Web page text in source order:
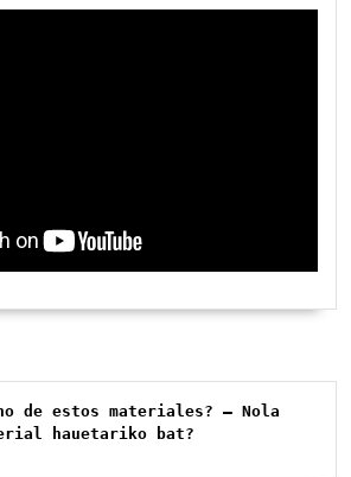
de estos materiales? – Nola
hauetariko bat?